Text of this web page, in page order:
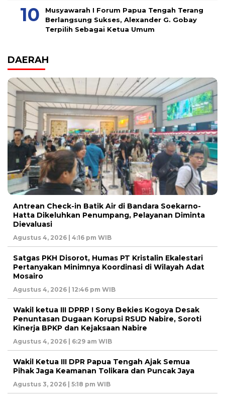
Musyawarah I Forum Papua Tengah Terang
Berlangsung Sukses, Alexander G. Gobay
Terpilih Sebagai Ketua Umum
DAERAH
Antrean Check-in Batik Air di Bandara Soekarno-
Hatta Dikeluhkan Penumpang, Pelayanan Diminta
Dievaluasi
Agustus 4, 2026 | 4:16 pm WIB
Satgas PKH Disorot, Humas PT Kristalin Ekalestari
Pertanyakan Minimnya Koordinasi di Wilayah Adat
Mosairo
Agustus 4, 2026 | 12:46 pm WIB
Wakil ketua III DPRP ! Sony Bekies Kogoya Desak
Penuntasan Dugaan Korupsi RSUD Nabire, Soroti
Kinerja BPKP dan Kejaksaan Nabire
Agustus 4, 2026 | 6:29 am WIB
Wakil Ketua III DPR Papua Tengah Ajak Semua
Pihak Jaga Keamanan Tolikara dan Puncak Jaya
Agustus 3, 2026 | 5:18 pm WIB